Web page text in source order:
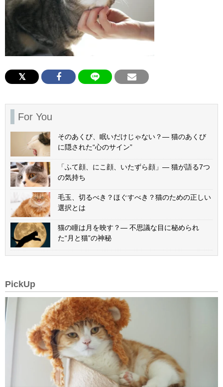
For You
そのあくび、眠いだけじゃない？— 猫のあくび
に隠された“心のサイン”
「ふて顔、にこ顔、いたずら顔」— 猫が語る7つ
の気持ち
毛玉、切るべき？ほぐすべき？猫のための正しい
選択とは
猫の瞳は月を映す？— 不思議な目に秘められ
た“月と猫”の神秘
PickUp